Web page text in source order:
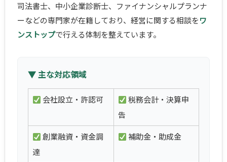
司法書士、中小企業診断士、ファイナンシャルプランナ
ーなどの専門家が在籍しており、経営に関する相談をワ
ンストップで行える体制を整えています。
▼ 主な対応領域
会社設立・許認可
税務会計・決算申
告
創業融資・資金調
達
補助金・助成金